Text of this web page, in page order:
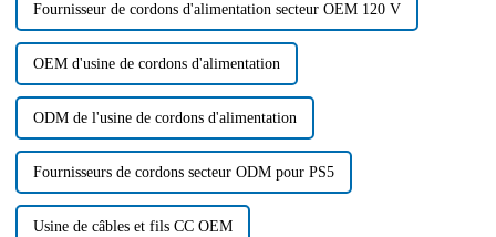
Fournisseur de cordons d'alimentation secteur OEM 120 V
OEM d'usine de cordons d'alimentation
ODM de l'usine de cordons d'alimentation
Fournisseurs de cordons secteur ODM pour PS5
Usine de câbles et fils CC OEM